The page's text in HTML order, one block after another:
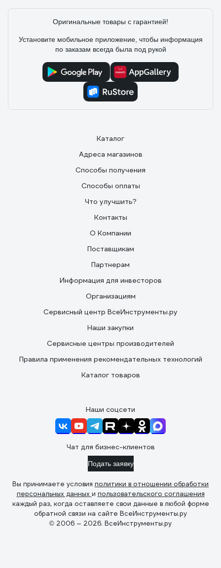
Оригинальные товары с гарантией!
Установите мобильное приложение, чтобы информация
по заказам всегда была под рукой
Каталог
Адреса магазинов
Способы получения
Способы оплаты
Что улучшить?
Контакты
О Компании
Поставщикам
Партнерам
Информация для инвесторов
Организациям
Сервисный центр ВсеИнструменты.ру
Наши закупки
Сервисные центры производителей
Правила применения рекомендательных технологий
Каталог товаров
Наши соцсети
Чат для бизнес-клиентов
Подать заявку
Вы принимаете условия политики в отношении обработки
персональных данных и пользовательского соглашения
каждый раз, когда оставляете свои данные в любой форме
обратной связи на сайте ВсеИнструменты.ру
© 2006 — 2026. ВсеИнструменты.ру